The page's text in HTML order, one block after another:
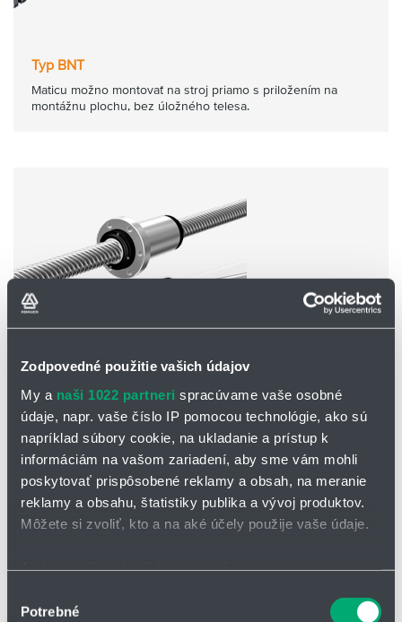
Zodpovedné použitie vašich údajov
My a naši 1022 partneri spracúvame vaše osobné
údaje, napr. vaše číslo IP pomocou technológie, ako sú
napríklad súbory cookie, na ukladanie a prístup k
informáciám na vašom zariadení, aby sme vám mohli
poskytovať prispôsobené reklamy a obsah, na meranie
reklamy a obsahu, štatistiky publika a vývoj produktov.
Môžete si zvoliť, kto a na aké účely použije vaše údaje.
polohe s presnosťou na niekoľko metrov
súhlasu
Potrebné
Typ BNT
Maticu možno montovať na stroj priamo s priložením na
montážnu plochu, bez úložného telesa.
Typ CNF
Valcová guľôčková skrutka s veľkým stúpaním a dlhou
maticou pre rýchle posuvy a dlhú životnosť.